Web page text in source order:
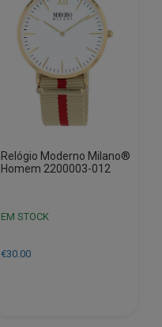
Relógio Moderno Milano®
Homem 2200003-012
EM STOCK
€30.00